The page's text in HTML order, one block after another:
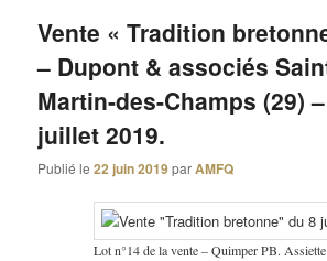
Vente « Tradition
– Dupont & associés
Martin-des-Champs (29)
juillet 2019.
Publié le22 juin 2019parAMFQ
Lot n°14 de la vente – Quimper PB.